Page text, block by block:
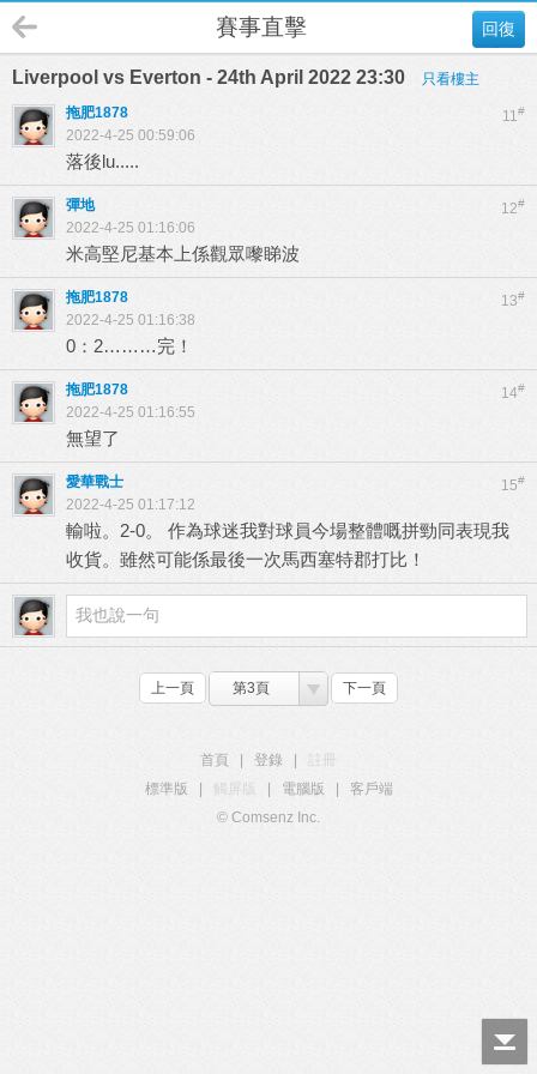
回復
賽事直擊
Liverpool vs Everton - 24th April 2022 23:30 只看樓主
11#
拖肥1878
2022-4-25 00:59:06
落後lu.....
12#
彈地
2022-4-25 01:16:06
米高堅尼基本上係觀眾嚟睇波
13#
拖肥1878
2022-4-25 01:16:38
0：2………完！
14#
拖肥1878
2022-4-25 01:16:55
無望了
15#
愛華戰士
2022-4-25 01:17:12
輸啦。2-0。 作為球迷我對球員今場整體嘅拼勁同表現我
收貨。雖然可能係最後一次馬西塞特郡打比！
上一頁 第3頁 下一頁
首頁 登錄
標準版
觸屏版 電腦版
客戶端
© Comsenz Inc.